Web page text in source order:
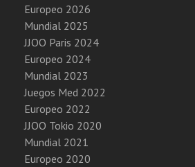
Europeo 2026
Mundial 2025
JJOO Paris 2024
Europeo 2024
Mundial 2023
Juegos Med 2022
Europeo 2022
JJOO Tokio 2020
Mundial 2021
Europeo 2020